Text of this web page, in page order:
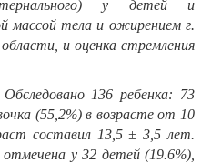
у детей и
массой тела и ожирением г.
и оценка стремления
Обследовано 136 ребенка: 73
(55,2%) в возрасте от 10
составил 13,5 ± 3,5 лет.
у 32 детей (19.6%),